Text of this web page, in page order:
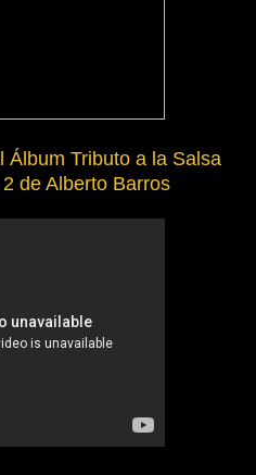
Álbum Tributo a la Salsa
de Alberto Barros